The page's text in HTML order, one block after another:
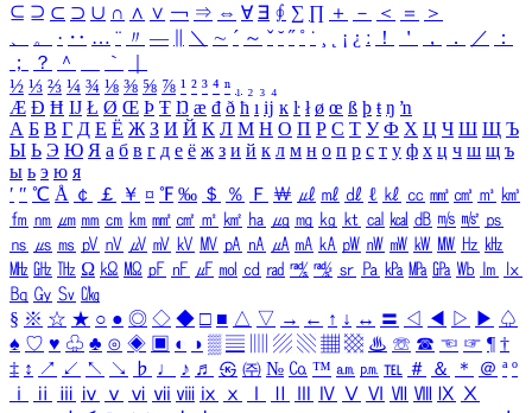
⊆ ⊇ ⊂ ⊃ ∪ ∩ ∧ ∨ ￢ ⇒ ⇔ ∀ ∃ ∮ ∑ ∏ ＋ － ＜ ＝
＞
、
。 · ‥ … ¨ 〃 ― ＼ ∼ ´ ～ ˇ ˘ ˝ ˚ ˙ ¸ ¡ ¿ ː ！ ＇ ， ． ／
：
；
？ ＾ ｀
½ ⅓ ⅔ ¼ ¾ ⅛ ⅜ ⅝ ⅞ ¹ ² ³ ⁴ ⁿ ₁ ₂ ₃ ₄
Æ Ð Ħ Ĳ Ł Ø Œ Þ Ŧ Ŋ æ đ ð ħ ı ĳ ĸ ŀ ł ø œ ß þ ŧ ŋ ŉ
А Б В Г Д Е Ё Ж З И Й К Л М Н О П Р С Т У Ф Х Ц Ч Ш Щ Ъ
Ы Ь Э Ю Я а б в г д е ё ж з и й к л м н о п р с т у ф х ц ч ш щ ъ
ы ь э ю я
′ ″ ℃ Å ￠ ￡ ￥ ¤ ℉ ‰ ＄ ％ Ｆ ￦ ㎕ ㎖ ㎗ ℓ ㎘ ㏄ ㎣ ㎤ ㎥ ㎦
㎙ ㎚ ㎛ ㎜ ㎝ ㎞ ㎟ ㎠ ㎡ ㎢ ㏊ ㎍ ㎎ ㎏ ㏏ ㎈ ㎉ ㏈ ㎧ ㎨ ㎰
㎱ ㎲ ㎳ ㎴ ㎵ ㎶ ㎷ ㎸ ㎹ ㎀ ㎁ ㎂ ㎃ ㎄ ㎺ ㎻ ㎽ ㎾ ㎿ ㎐ ㎑
㎒ ㎓ ㎔ Ω ㏀ ㏁ ㎊ ㎋ ㎌ ㏖ ㏅ ㎭ ㎮ ㎯ ㏛ ㎩ ㎪ ㎫ ㎬ ㏝ ㏐
㏓
㏃ ㏉ ㏜ ㏆
§ ※ ☆ ★ ○ ● ◎ ◇ ◆ □ ■ △ ▽ → ← ↑ ↓ ↔ 〓 ◁ ◀ ▷ ▶ ♤
♠ ♡ ♥ ♧ ♣ ⊙ ◈ ▣ ◐ ◑ ▒ ▤ ▨ ▧ ▦ ▩ ♨ ☏ ☎ ☜ ☞ ¶ †
‡ ↕ ↗ ↙ ↖ ↘ ♭ ♩ ♪ ♬ ㉿ ㈜ № ㏇ ™ ㏂ ㏘ ℡ ＃ ＆ ＊ ＠ ª º
ⅰ
ⅱ ⅲ ⅳ ⅴ ⅵ ⅶ ⅷ ⅸ ⅹ Ⅳ Ⅴ Ⅵ Ⅶ Ⅷ Ⅸ Ⅹ